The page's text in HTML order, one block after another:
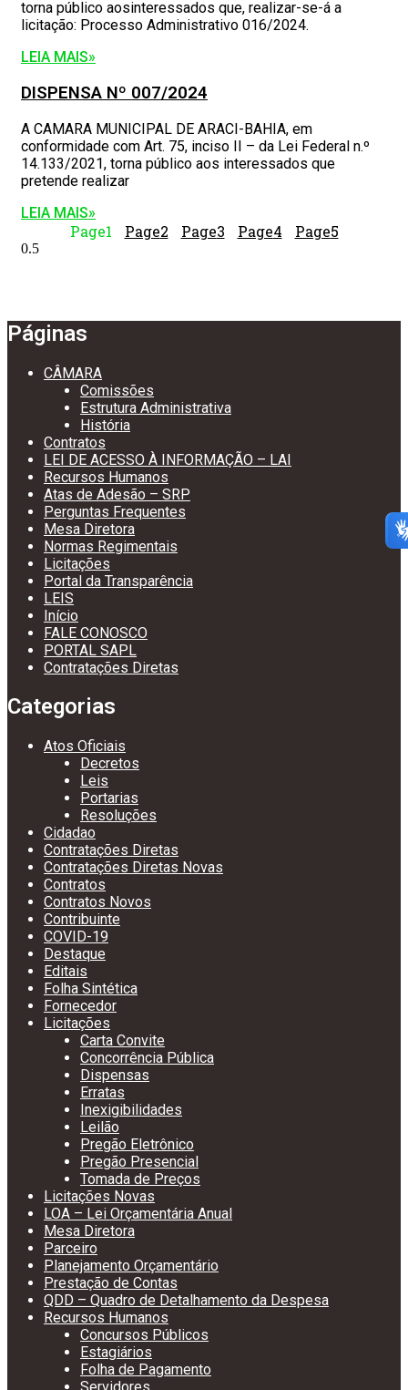
torna público aosinteressados que, realizar-se-á a
licitação: Processo Administrativo 016/2024.
LEIA MAIS»
DISPENSA Nº 007/2024
A CAMARA MUNICIPAL DE ARACI-BAHIA, em
conformidade com Art. 75, inciso II – da Lei Federal n.º
14.133/2021, torna público aos interessados que
pretende realizar
LEIA MAIS»
Page1 Page2 Page3 Page4 Page5
Páginas
CÂMARA
Comissões
Estrutura Administrativa
História
Contratos
LEI DE ACESSO À INFORMAÇÃO – LAI
Recursos Humanos
Atas de Adesão – SRP
Perguntas Frequentes
Mesa Diretora
Normas Regimentais
Licitações
Portal da Transparência
LEIS
Início
FALE CONOSCO
PORTAL SAPL
Contratações Diretas
Categorias
Atos Oficiais
Decretos
Leis
Portarias
Resoluções
Cidadao
Contratações Diretas
Contratações Diretas Novas
Contratos
Contratos Novos
Contribuinte
COVID-19
Destaque
Editais
Folha Sintética
Fornecedor
Licitações
Carta Convite
Concorrência Pública
Dispensas
Erratas
Inexigibilidades
Leilão
Pregão Eletrônico
Pregão Presencial
Tomada de Preços
Licitações Novas
LOA – Lei Orçamentária Anual
Mesa Diretora
Parceiro
Planejamento Orçamentário
Prestação de Contas
QDD – Quadro de Detalhamento da Despesa
Recursos Humanos
Concursos Públicos
Estagiários
Folha de Pagamento